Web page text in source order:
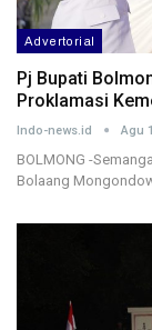
Advertorial
Pj Bupati
Proklamasi
Indo-news.id Agu
BOLMONG -
Bolaang